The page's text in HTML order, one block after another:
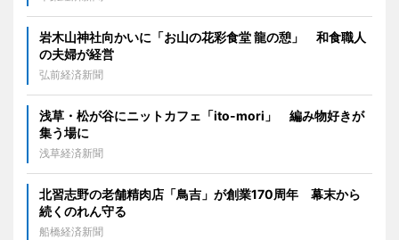
岩木山神社向かいに「お山の花彩食堂 龍の憩」 和食職人
の夫婦が経営
弘前経済新聞
浅草・松が谷にニットカフェ「ito-mori」 編み物好きが
集う場に
浅草経済新聞
北習志野の老舗精肉店「鳥吉」が創業170周年 幕末から
続くのれん守る
船橋経済新聞